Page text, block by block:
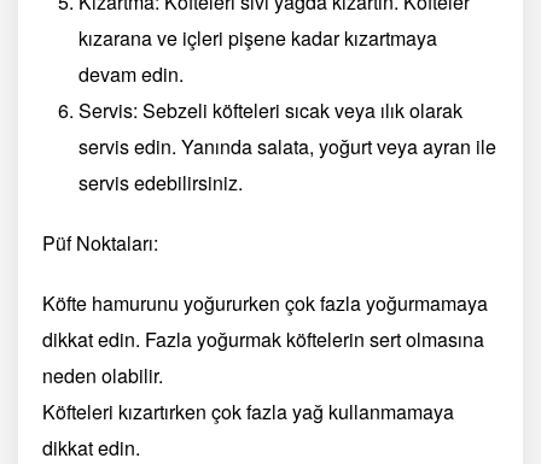
kızarana ve içleri pişene kadar kızartmaya
devam edin.
Servis: Sebzeli köfteleri sıcak veya ılık olarak
servis edin. Yanında salata, yoğurt veya ayran ile
servis edebilirsiniz.
Püf Noktaları:
Köfte hamurunu yoğururken çok fazla yoğurmamaya
dikkat edin. Fazla yoğurmak köftelerin sert olmasına
neden olabilir.
Köfteleri kızartırken çok fazla yağ kullanmamaya
dikkat edin.